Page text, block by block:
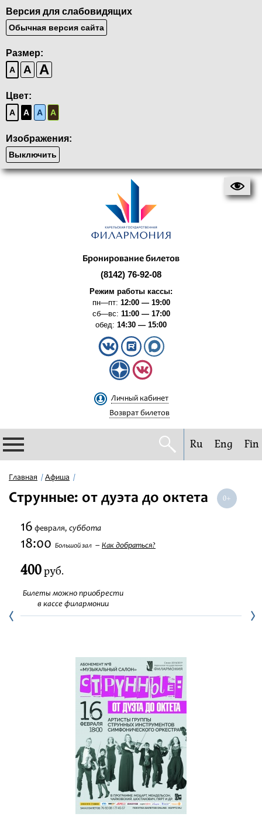
Версия для слабовидящих
Обычная версия сайта
Размер:
A A A
Цвет:
A A A A
Изображения:
Выключить
Бронирование билетов
(8142) 76-92-08
Режим работы кассы:
пн—пт: 12:00 — 19:00
сб—вс: 11:00 — 17:00
обед: 14:30 — 15:00
Личный кабинет
Возврат билетов
Филармония
Афиша
Фестивали
Абонементы
Новости
Ru Eng Fin
Главная Афиша
Струнные: от дуэта до октета
16 февраля, суббота
18:00 Большой зал Как добраться?
400руб.
Билеты можно приобрести
в кассе филармонии